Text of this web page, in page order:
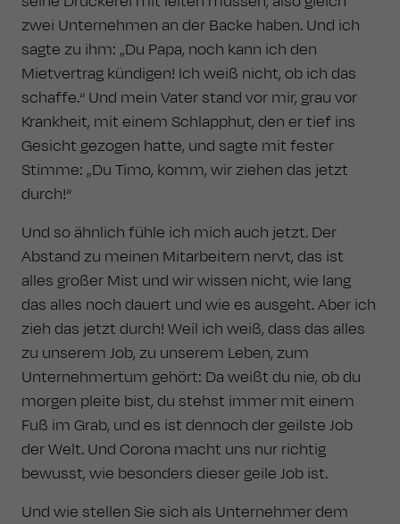
zwei Unternehmen an der Backe haben. Und ich
sagte zu ihm: „Du Papa, noch kann ich den
Mietvertrag kündigen! Ich weiß nicht, ob ich das
schaffe.“ Und mein Vater stand vor mir, grau vor
Krankheit, mit einem Schlapphut, den er tief ins
Gesicht gezogen hatte, und sagte mit fester
Stimme: „Du Timo, komm, wir ziehen das jetzt
durch!“
Und so ähnlich fühle ich mich auch jetzt. Der
Abstand zu meinen Mitarbeitern nervt, das ist
alles großer Mist und wir wissen nicht, wie lang
das alles noch dauert und wie es ausgeht. Aber ich
zieh das jetzt durch! Weil ich weiß, dass das alles
zu unserem Job, zu unserem Leben, zum
Unternehmertum gehört: Da weißt du nie, ob du
morgen pleite bist, du stehst immer mit einem
Fuß im Grab, und es ist dennoch der geilste Job
der Welt. Und Corona macht uns nur richtig
bewusst, wie besonders dieser geile Job ist.
Und wie stellen Sie sich als Unternehmer dem